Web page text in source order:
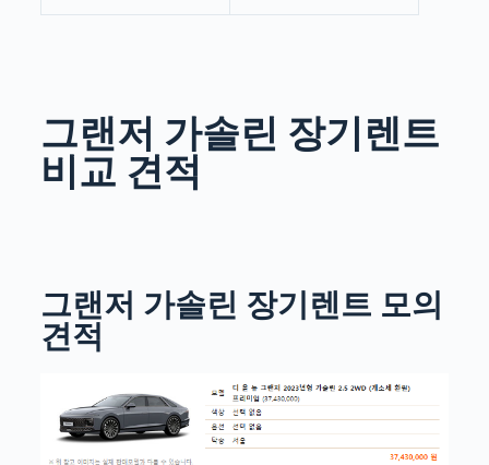
그랜저 가솔린 장기렌트
비교 견적
그랜저 가솔린 장기렌트 모의
견적